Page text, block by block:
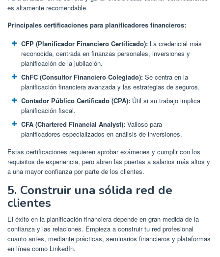
es altamente recomendable.
Principales certificaciones para planificadores financieros:
CFP (Planificador Financiero Certificado): La credencial más
reconocida, centrada en finanzas personales, inversiones y
planificación de la jubilación.
ChFC (Consultor Financiero Colegiado): Se centra en la
planificación financiera avanzada y las estrategias de seguros.
Contador Público Certificado (CPA): Útil si su trabajo implica
planificación fiscal.
CFA (Chartered Financial Analyst): Valioso para
planificadores especializados en análisis de inversiones.
Estas certificaciones requieren aprobar exámenes y cumplir con los
requisitos de experiencia, pero abren las puertas a salarios más altos y
a una mayor confianza por parte de los clientes.
5. Construir una sólida red de
clientes
El éxito en la planificación financiera depende en gran medida de la
confianza y las relaciones. Empieza a construir tu red profesional
cuanto antes, mediante prácticas, seminarios financieros y plataformas
en línea como LinkedIn.